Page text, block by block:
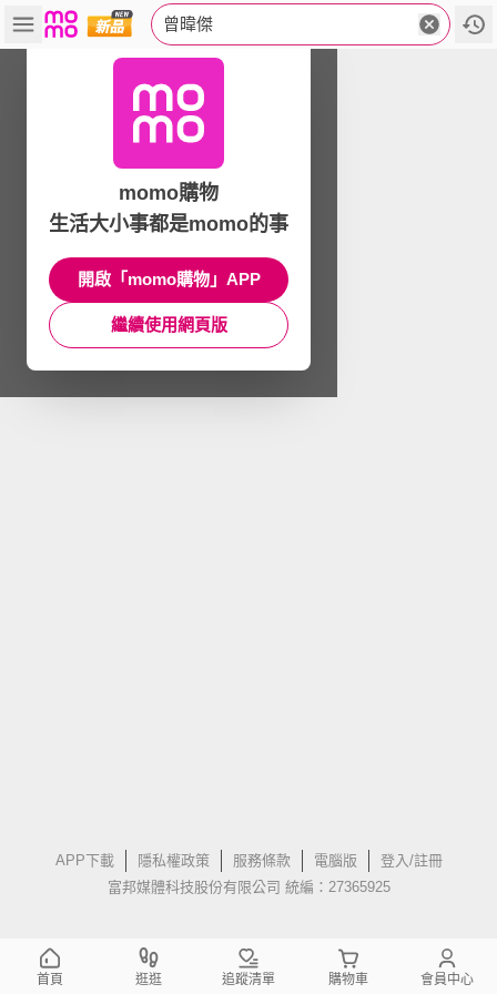
曾暐傑
APP下載 隱私權政策 服務條款 電腦版
登入/註冊
富邦媒體科技股份有限公司 統編：27365925
momo購物
生活大小事都是momo的事
開啟「momo購物」APP
繼續使用網頁版
首頁 逛逛 追蹤清單 購物車 會員中心